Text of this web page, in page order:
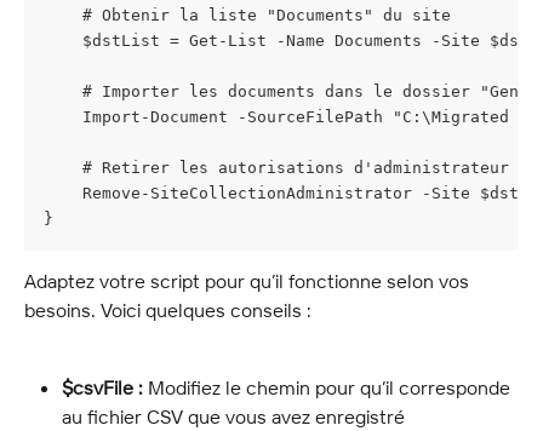
    # Obtenir la liste "Documents" du site
$dstList = Get-List -Name Documents -Site
# Importer les documents dans le dossier
Import-Document -SourceFilePath "C:\Migrated
# Retirer les autorisations d'administrateur
Remove-SiteCollectionAdministrator -Site
}
Adaptez votre script pour qu’il fonctionne selon vos
besoins. Voici quelques conseils :
$csvFile : Modifiez le chemin pour qu’il corresponde
au fichier CSV que vous avez enregistré